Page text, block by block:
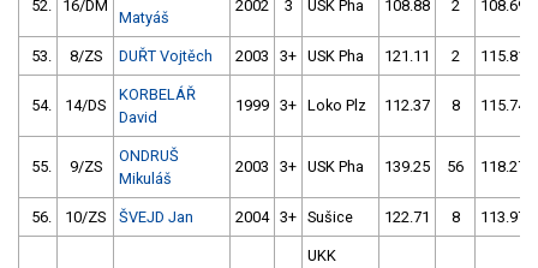
52. 16/DM
Matyáš
2002 3 USK Pha 108.88 2 108.69
53. 8/ZS DUŘT Vojtěch 2003 3+ USK Pha 121.11 2 115.81
54. 14/DS
KORBELÁŘ
David
1999 3+ Loko Plz 112.37 8 115.74
55. 9/ZS
ONDRUŠ
Mikuláš
2003 3+ USK Pha 139.25 56 118.27
56. 10/ZS ŠVEJD Jan 2004 3+ Sušice 122.71 8 113.97
UKK